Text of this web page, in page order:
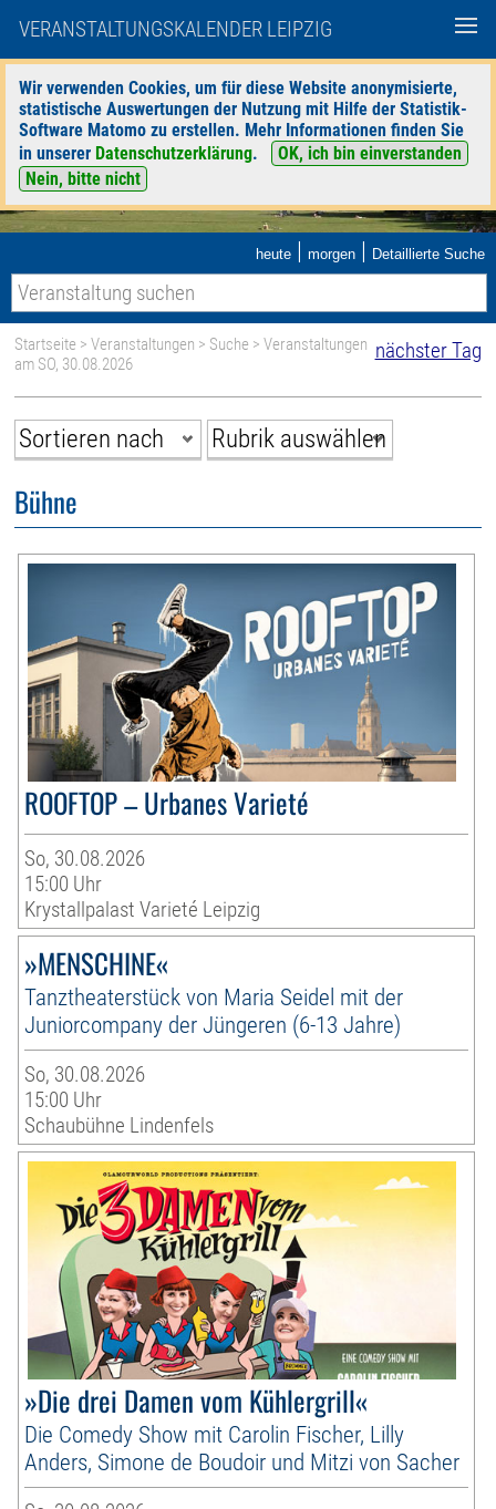
VERANSTALTUNGSKALENDER LEIPZIG
Wir verwenden Cookies, um für diese Website anonymisierte,
statistische Auswertungen der Nutzung mit Hilfe der Statistik-
Software Matomo zu erstellen. Mehr Informationen finden Sie
in unserer Datenschutzerklärung.
OK, ich bin einverstanden
Nein, bitte nicht
heute | morgen | Detaillierte Suche
nächster Tag
Startseite >Veranstaltungen > Suche > Veranstaltungen
am SO, 30.08.2026
Bühne
ROOFTOP – Urbanes Varieté
So, 30.08.2026
15:00 Uhr
Krystallpalast Varieté Leipzig
»MENSCHINE«
Tanztheaterstück von Maria Seidel mit der
Juniorcompany der Jüngeren (6-13 Jahre)
So, 30.08.2026
15:00 Uhr
Schaubühne Lindenfels
»Die drei Damen vom Kühlergrill«
Die Comedy Show mit Carolin Fischer, Lilly
Anders, Simone de Boudoir und Mitzi von Sacher